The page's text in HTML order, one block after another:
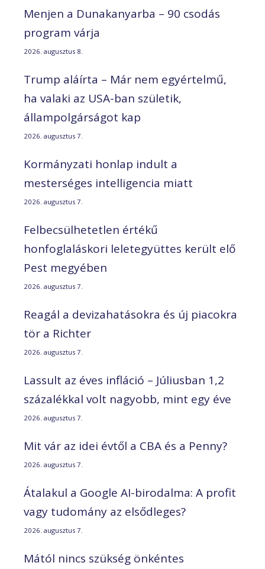
Menjen a Dunakanyarba – 90 csodás
program várja
2026. augusztus 8.
Trump aláírta – Már nem egyértelmű,
ha valaki az USA-ban születik,
állampolgárságot kap
2026. augusztus 7.
Kormányzati honlap indult a
mesterséges intelligencia miatt
2026. augusztus 7.
Felbecsülhetetlen értékű
honfoglaláskori leletegyüttes került elő
Pest megyében
2026. augusztus 7.
Reagál a devizahatásokra és új piacokra
tör a Richter
2026. augusztus 7.
Lassult az éves infláció – Júliusban 1,2
százalékkal volt nagyobb, mint egy éve
2026. augusztus 7.
Mit vár az idei évtől a CBA és a Penny?
2026. augusztus 7.
Átalakul a Google AI-birodalma: A profit
vagy tudomány az elsődleges?
2026. augusztus 7.
Mától nincs szükség önkéntes